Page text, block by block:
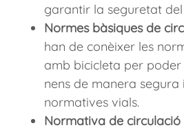
garantir la seguretat
Normes bàsiques de
han de conèixer les
amb bicicleta per
nens de manera segura
normatives vials.
Normativa de